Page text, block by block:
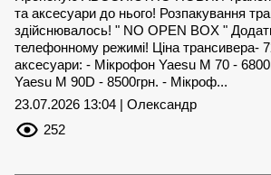
та аксесуари до нього! Розпакування
здійснювалось! " NO OPEN BOX "
телефонному режимі! Ціна трансивера-
аксесуари: - Мікрофон Yaesu M 70 -
Yaesu M 90D - 8500грн. - Мікроф...
23.07.2026 13:04 | Олександр
252